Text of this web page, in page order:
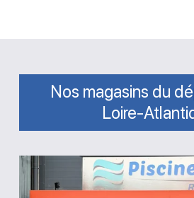
Nos magasins du
Loire-
Rive